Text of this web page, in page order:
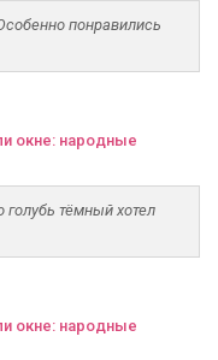
понравились
окне: народные
голубь тёмный хотел
окне: народные